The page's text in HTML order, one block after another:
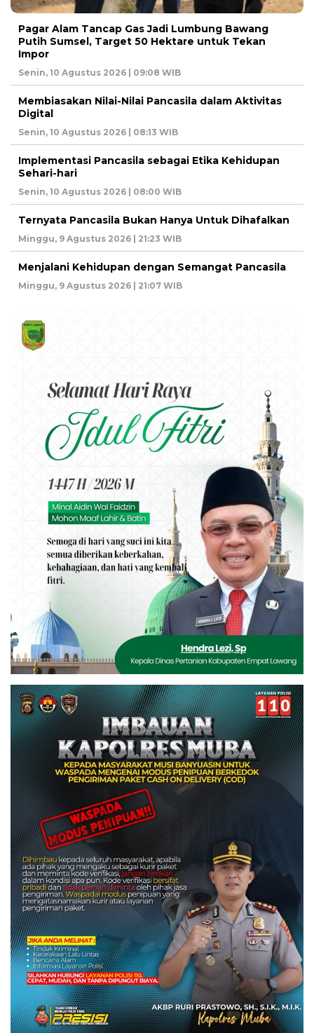
Pagar Alam Tancap Gas Jadi Lumbung Bawang
Putih Sumsel, Target 50 Hektare untuk Tekan
Impor
Senin, 10 Agustus 2026 | 09:08 WIB
Membiasakan Nilai-Nilai Pancasila dalam Aktivitas
Digital
Senin, 10 Agustus 2026 | 08:13 WIB
Implementasi Pancasila sebagai Etika Kehidupan
Sehari-hari
Senin, 10 Agustus 2026 | 08:00 WIB
Ternyata Pancasila Bukan Hanya Untuk Dihafalkan
Minggu, 9 Agustus 2026 | 21:23 WIB
Menjalani Kehidupan dengan Semangat Pancasila
Minggu, 9 Agustus 2026 | 21:07 WIB